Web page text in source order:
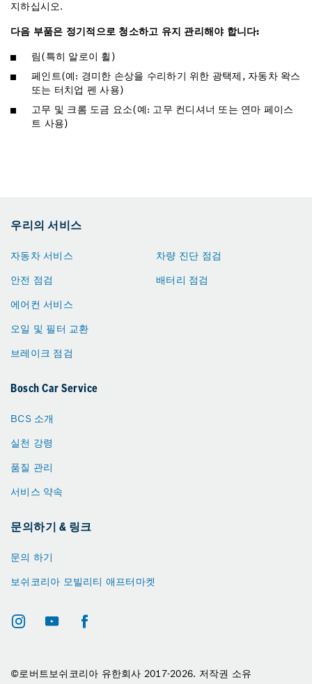
지하십시오.
다음 부품은 정기적으로 청소하고 유지 관리해야 합니다:
림(특히 알로이 휠)
페인트(예: 경미한 손상을 수리하기 위한 광택제, 자동차 왁스
또는 터치업 펜 사용)
고무 및 크롬 도금 요소(예: 고무 컨디셔너 또는 연마 페이스
트 사용)
우리의 서비스
자동차 서비스
안전 점검
에어컨 서비스
오일 및 필터 교환
브레이크 점검
차량 진단 점검
배터리 점검
Bosch Car Service
BCS 소개
실천 강령
품질 관리
서비스 약속
문의하기 & 링크
문의 하기
보쉬코리아 모빌리티 애프터마켓
©로버트보쉬코리아 유한회사 2017-2026. 저작권 소유